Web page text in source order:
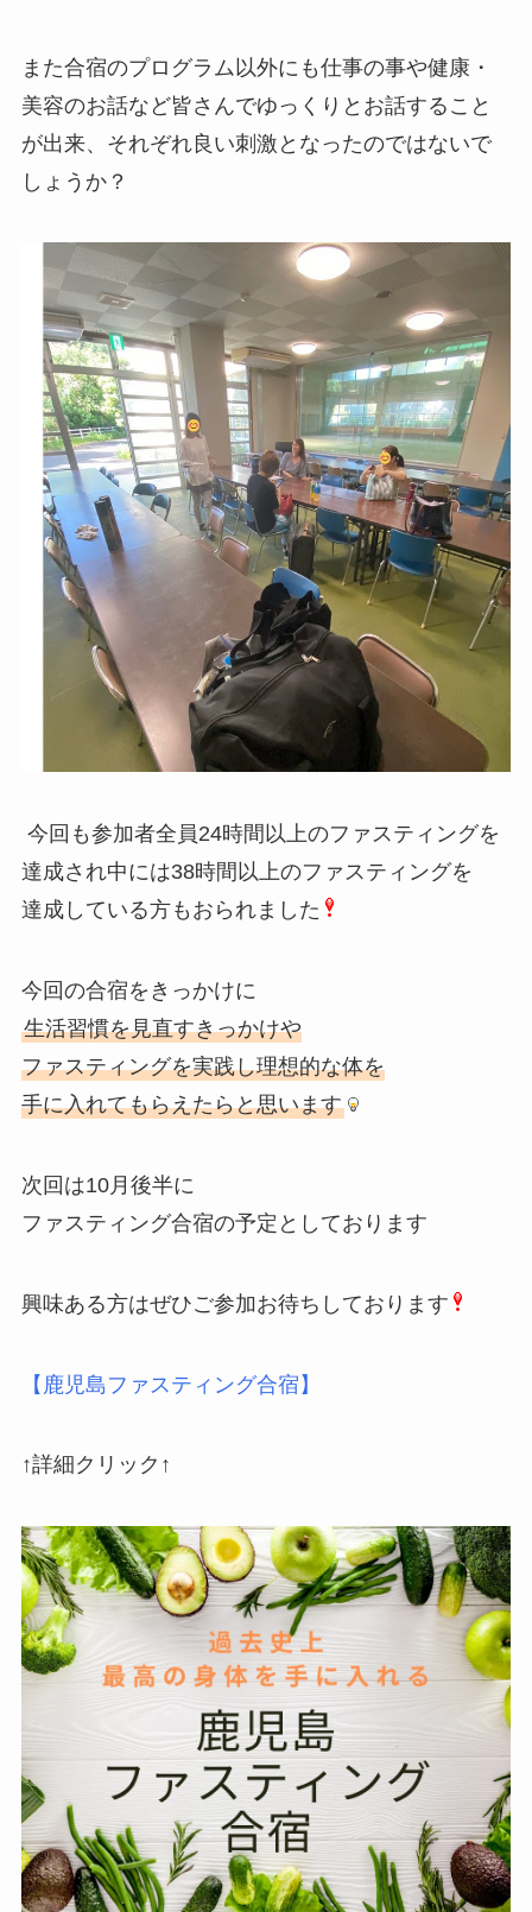
また合宿のプログラム以外にも仕事の事や健康・
美容のお話など皆さんでゆっくりとお話すること
が出来、それぞれ良い刺激となったのではないで
しょうか？
今回も参加者全員24時間以上のファスティングを
達成され中には38時間以上のファスティングを
達成している方もおられました
今回の合宿をきっかけに
生活習慣を見直すきっかけや
ファスティングを実践し理想的な体を
手に入れてもらえたらと思います
次回は10月後半に
ファスティング合宿の予定としております
興味ある方はぜひご参加お待ちしております
【鹿児島ファスティング合宿 】
↑詳細クリック↑